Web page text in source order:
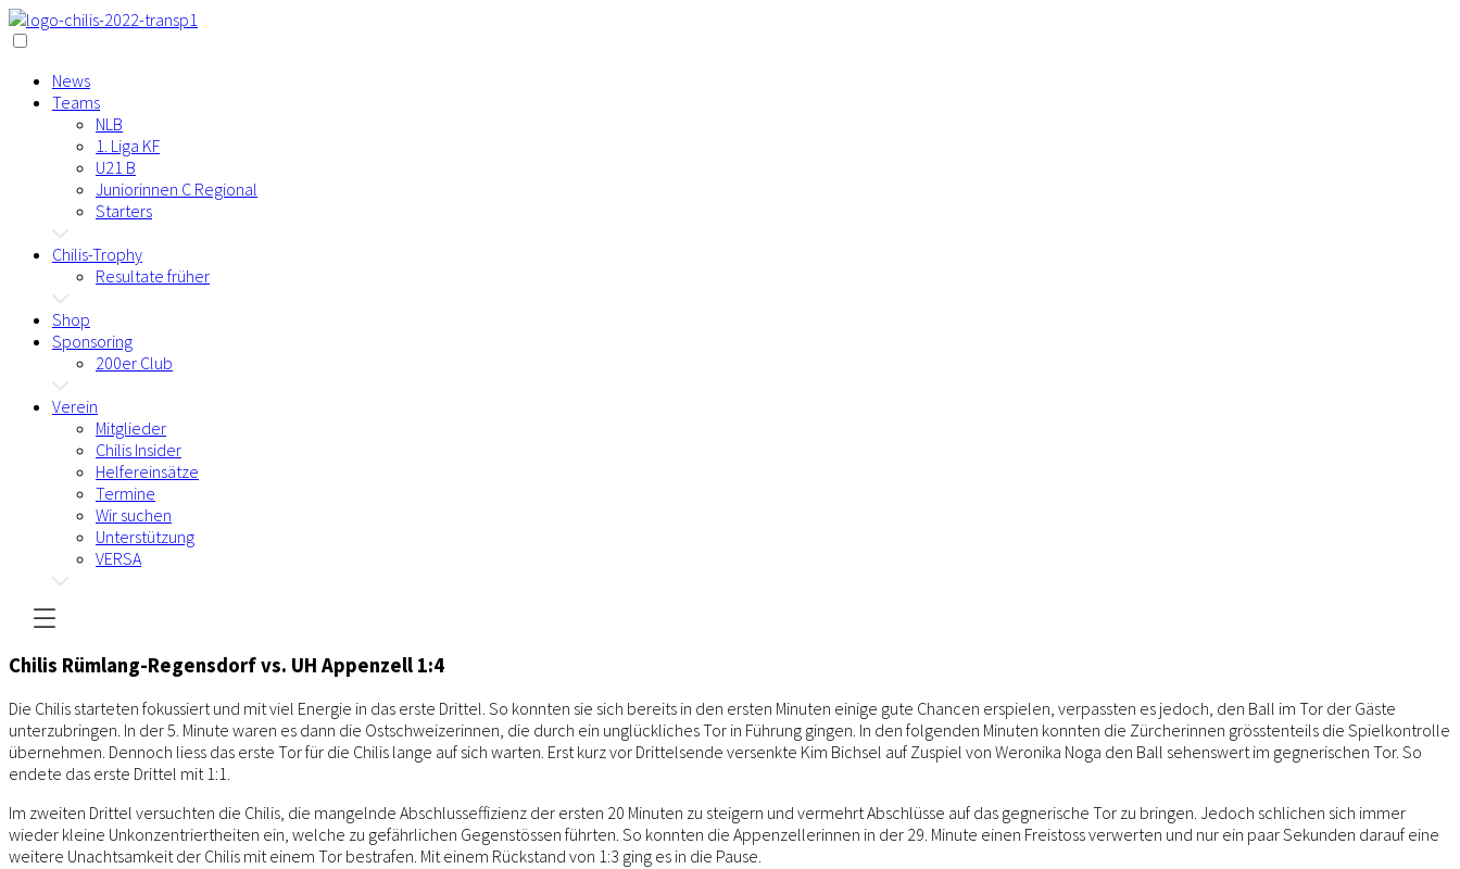
News
Teams
NLB
1. Liga KF
U21 B
Juniorinnen C Regional
Starters
Chilis-Trophy
Resultate früher
Shop
Sponsoring
200er Club
Verein
Mitglieder
Chilis Insider
Helfereinsätze
Termine
Wir suchen
Unterstützung
VERSA
Chilis Rümlang-Regensdorf vs. UH Appenzell 1:4
Die Chilis starteten fokussiert und mit viel Energie in das erste Drittel. So konnten sie sich bereits in den ersten Minuten einige gute Chancen erspielen, verpassten es jedoch, den Ball im Tor der Gäste
unterzubringen. In der 5. Minute waren es dann die Ostschweizerinnen, die durch ein unglückliches Tor in Führung gingen. In den folgenden Minuten konnten die Zürcherinnen grösstenteils die Spielkontrolle
übernehmen. Dennoch liess das erste Tor für die Chilis lange auf sich warten. Erst kurz vor Drittelsende versenkte Kim Bichsel auf Zuspiel von Weronika Noga den Ball sehenswert im gegnerischen Tor. So
endete das erste Drittel mit 1:1.
Im zweiten Drittel versuchten die Chilis, die mangelnde Abschlusseffizienz der ersten 20 Minuten zu steigern und vermehrt Abschlüsse auf das gegnerische Tor zu bringen. Jedoch schlichen sich immer
wieder kleine Unkonzentriertheiten ein, welche zu gefährlichen Gegenstössen führten. So konnten die Appenzellerinnen in der 29. Minute einen Freistoss verwerten und nur ein paar Sekunden darauf eine
weitere Unachtsamkeit der Chilis mit einem Tor bestrafen. Mit einem Rückstand von 1:3 ging es in die Pause.